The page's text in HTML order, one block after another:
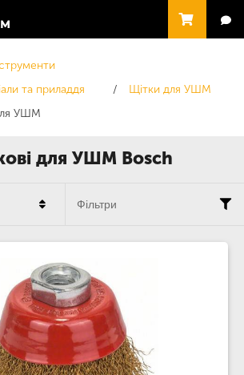
для УШМ Bosch
та приладдя
Щітки для УШМ
УШМ
Фільтри